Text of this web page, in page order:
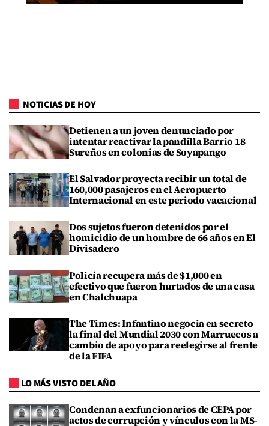
NOTICIAS DE HOY
Detienen a un joven denunciado por
intentar reactivar la pandilla Barrio 18
Sureños en colonias de Soyapango
El Salvador proyecta recibir un total de
160,000 pasajeros en el Aeropuerto
Internacional en este periodo vacacional
Dos sujetos fueron detenidos por el
homicidio de un hombre de 66 años en El
Divisadero
Policía recupera más de $1,000 en
efectivo que fueron hurtados de una casa
en Chalchuapa
The Times: Infantino negocia en secreto
la final del Mundial 2030 con Marruecos a
cambio de apoyo para reelegirse al frente
de la FIFA
LO MÁS VISTO DEL AÑO
Condenan a exfuncionarios de CEPA por
actos de corrupción y vínculos con la MS-